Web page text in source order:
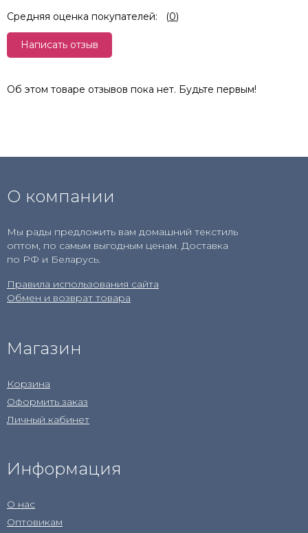
Средняя оценка покупателей: (0)
Написать отзыв
Об этом товаре отзывов пока нет. Будьте первым!
О компании
Мы рады предложить вам домашний текстиль
оптом, по самым выгодным ценам. Доставка
по РФ и Беларусь.
Правила использования сайта
Обмен и возврат товара
Магазин
Корзина
Оформить заказ
Личный кабинет
Информация
О нас
Оптовикам